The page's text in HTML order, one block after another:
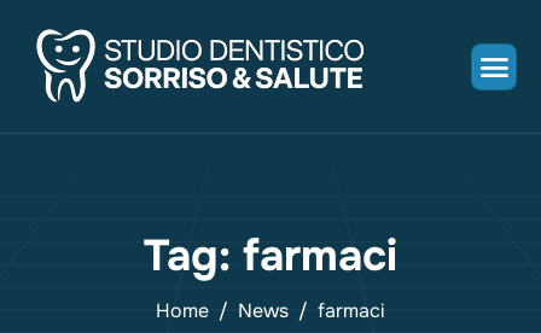
Tag: farmaci
Home News farmaci